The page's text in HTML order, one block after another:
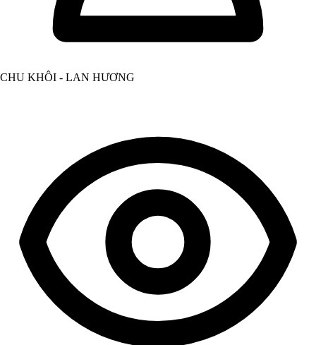
CHU KHÔI - LAN HƯƠNG